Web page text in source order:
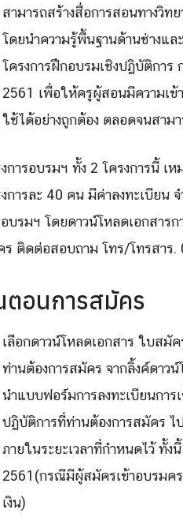
สามารถสร้างสื่อการสอนทางวิ
โดยนำความรู้พื้นฐานด้านช่างแ
โครงการฝึกอบรมเชิงปฏิบัติการ
2561 เพื่อให้ครูผู้สอนมีความเข้
ใช้ได้อย่างถูกต้อง ตลอดจนสาม
การอบรมฯ ทั้ง 2 โครงการนี้ เ
การละ 40 คน มีค่าลงทะเบียน
บรมฯ โดยดาวน์โหลดเอกสาร
ร ติดต่อสอบถาม โทร/โทรสาร
ตอนการสมัคร
เลือกดาวน์โหลดเอกสาร ใบสมั
ท่านต้องการสมัคร จากลิ้งค์ดาว
นำแบบฟอร์มการลงทะเบียนการ
ปฏิบัติการที่ท่านต้องการสมัคร ไ
ภายในระยะเวลาที่กำหนดไว้ ทั้
2561(กรณีมีผู้สมัครเข้าอบรมค
เงิน)